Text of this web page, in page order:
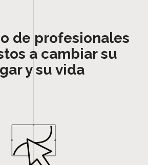
de profesionales
a cambiar su
y su vida